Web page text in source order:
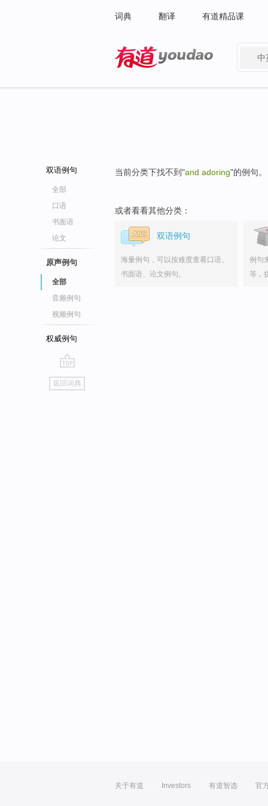
词典 翻译 有道精品课
中
双语例句
全部
口语
书面语
论文
原声例句
全部
音频例句
视频例句
权威例句
go
top
返回词典
当前分类下找不到"and adoring"的例句。
或者看看其他分类：
双语例句
海量例句，可以按难度查看口语、
书面语、论文例句。
例句
等，
关于有道 Investors 有道智选 官